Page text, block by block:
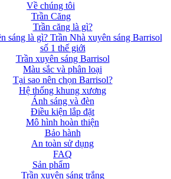
Về chúng tôi
Trần Căng
Trần căng là gì?
sáng là gì? Trần Nhà xuyên sáng Barrisol
số 1 thế giới
Trần xuyên sáng Barrisol
Màu sắc và phân loại
Tại sao nên chọn Barrisol?
Hệ thống khung xương
Ánh sáng và đèn
Điều kiện lắp đặt
Mô hình hoàn thiện
Bảo hành
An toàn sử dụng
FAQ
Sản phẩm
Trần xuyên sáng trắng